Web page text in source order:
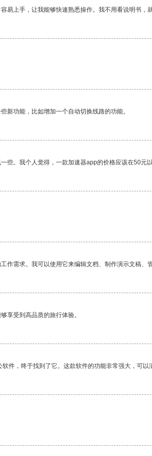
易上手，让我能够快速熟悉操作。我不用看说明书，
新功能，比如增加一个自动切换线路的功能。
些。我个人觉得，一款加速器app的价格应该在50元以
作需求。我可以使用它来编辑文档、制作演示文稿、
享受到高品质的旅行体验。
件，终于找到了它。这款软件的功能非常强大，可